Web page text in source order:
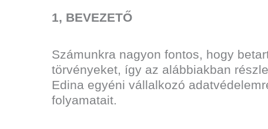
1, BEVEZETŐ
Számunkra nagyon fontos, hogy
törvényeket, így az alábbiakban
Edina egyéni vállalkozó
folyamatait.